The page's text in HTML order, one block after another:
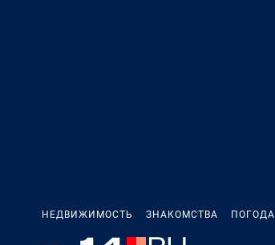
НЕДВИЖИМОСТЬ ЗНАКОМСТВА ПОГОДА